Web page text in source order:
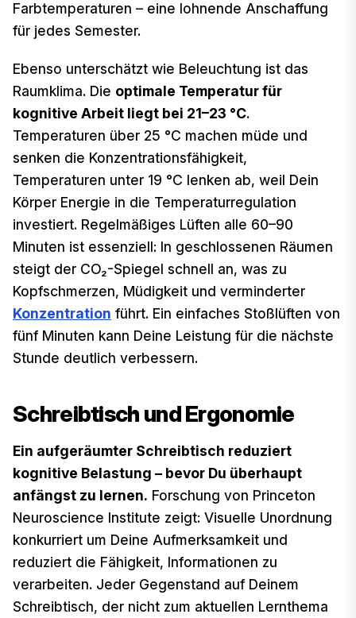
Farbtemperaturen – eine lohnende Anschaffung
für jedes Semester.
Ebenso unterschätzt wie Beleuchtung ist das
Raumklima. Die optimale Temperatur für
kognitive Arbeit liegt bei 21–23 °C.
Temperaturen über 25 °C machen müde und
senken die Konzentrationsfähigkeit,
Temperaturen unter 19 °C lenken ab, weil Dein
Körper Energie in die Temperaturregulation
investiert. Regelmäßiges Lüften alle 60–90
Minuten ist essenziell: In geschlossenen Räumen
steigt der CO₂-Spiegel schnell an, was zu
Kopfschmerzen, Müdigkeit und verminderter
Konzentration führt. Ein einfaches Stoßlüften von
fünf Minuten kann Deine Leistung für die nächste
Stunde deutlich verbessern.
Schreibtisch und Ergonomie
Ein aufgeräumter Schreibtisch reduziert
kognitive Belastung – bevor Du überhaupt
anfängst zu lernen. Forschung von Princeton
Neuroscience Institute zeigt: Visuelle Unordnung
konkurriert um Deine Aufmerksamkeit und
reduziert die Fähigkeit, Informationen zu
verarbeiten. Jeder Gegenstand auf Deinem
Schreibtisch, der nicht zum aktuellen Lernthema